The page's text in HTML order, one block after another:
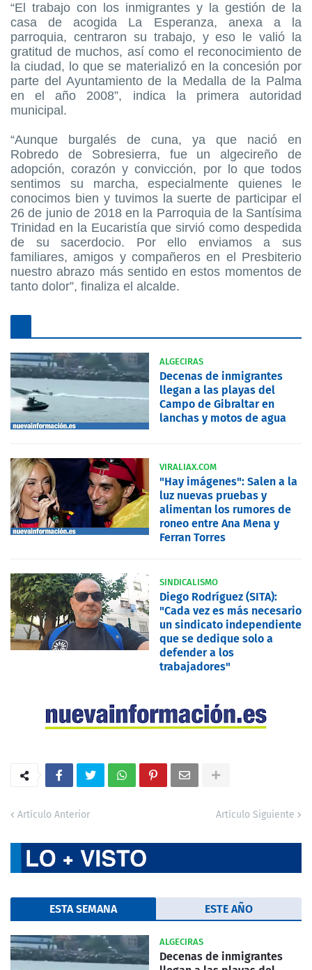
“El trabajo con los inmigrantes y la gestión de la
casa de acogida La Esperanza, anexa a la
parroquia, centraron su trabajo, y eso le valió la
gratitud de muchos, así como el reconocimiento de
la ciudad, lo que se materializó en la concesión por
parte del Ayuntamiento de la Medalla de la Palma
en el año 2008”, indica la primera autoridad
municipal.
“Aunque burgalés de cuna, ya que nació en
Robredo de Sobresierra, fue un algecireño de
adopción, corazón y convicción, por lo que todos
sentimos su marcha, especialmente quienes le
conocimos bien y tuvimos la suerte de participar el
26 de junio de 2018 en la Parroquia de la Santísima
Trinidad en la Eucaristía que sirvió como despedida
de su sacerdocio. Por ello enviamos a sus
familiares, amigos y compañeros en el Presbiterio
nuestro abrazo más sentido en estos momentos de
tanto dolor”, finaliza el alcalde.
ALGECIRAS
Decenas de inmigrantes
llegan a las playas del
Campo de Gibraltar en
lanchas y motos de agua
VIRALIAX.COM
"Hay imágenes": Salen a la
luz nuevas pruebas y
alimentan los rumores de
roneo entre Ana Mena y
Ferran Torres
SINDICALISMO
Diego Rodríguez (SITA):
"Cada vez es más necesario
un sindicato independiente
que se dedique solo a
defender a los
trabajadores"
Artículo Anterior Artículo Siguiente
ESTA SEMANA ESTE AÑO
ALGECIRAS
Decenas de inmigrantes